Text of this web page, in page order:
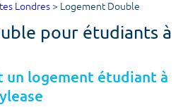
recherche
Londres > Logement Double
pour étudiants à
un logement étudiant à